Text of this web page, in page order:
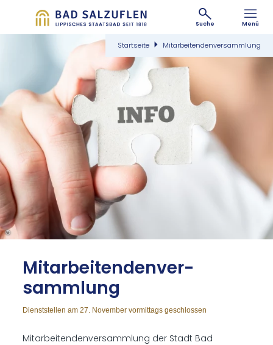
Suche Menü
Startseite Mitarbeitendenversammlung
©
Mit­ar­bei­ten­den­ver­
samm­lung
Dienststellen am 27. November vormittags geschlossen
Mitarbeitendenversammlung der Stadt Bad